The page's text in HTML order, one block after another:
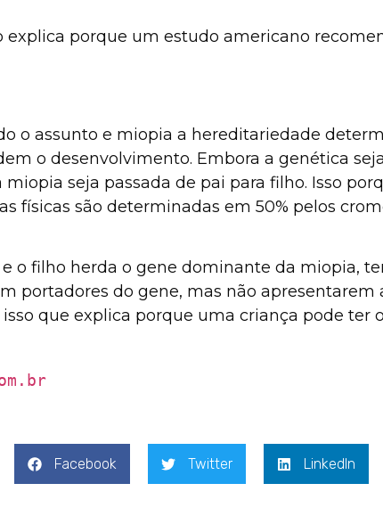
porque um estudo americano
o assunto e miopia a hereditariedade
o desenvolvimento. Embora a genética
seja passada de pai para filho. Isso
físicas são determinadas em 50% pelos
o filho herda o gene dominante da miopia,
portadores do gene, mas não
isso que explica porque uma criança pode ter
Facebook Twitter LinkedIn